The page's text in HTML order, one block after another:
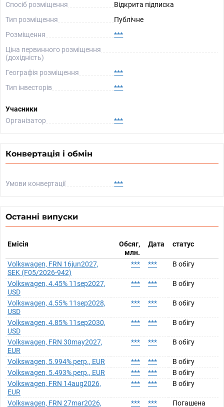
Спосіб розміщення
Відкрита підписка
Тип розміщення
Публічне
Розміщення
***
Ціна первинного розміщення
(дохідність)
Географія розміщення
***
Тип інвесторів
***
Учасники
Організатор
***
Конвертація і обмін
Умови конвертації ***
Останні випуски
Емісія
Обсяг,
млн.
Дата статус
Volkswagen, FRN 16jun2027,
SEK (F05/2026-942)
*** *** В обігу
Volkswagen, 4.45% 11sep2027,
USD
*** *** В обігу
Volkswagen, 4.55% 11sep2028,
USD
*** *** В обігу
Volkswagen, 4.85% 11sep2030,
USD
*** *** В обігу
Volkswagen, FRN 30may2027,
EUR
*** *** В обігу
Volkswagen, 5.994% perp., EUR *** ***
В обігу
Volkswagen, 5.493% perp., EUR
*** ***
В обігу
Volkswagen, FRN 14aug2026,
EUR
*** *** В обігу
Volkswagen, FRN 27mar2026, *** *** Погашена